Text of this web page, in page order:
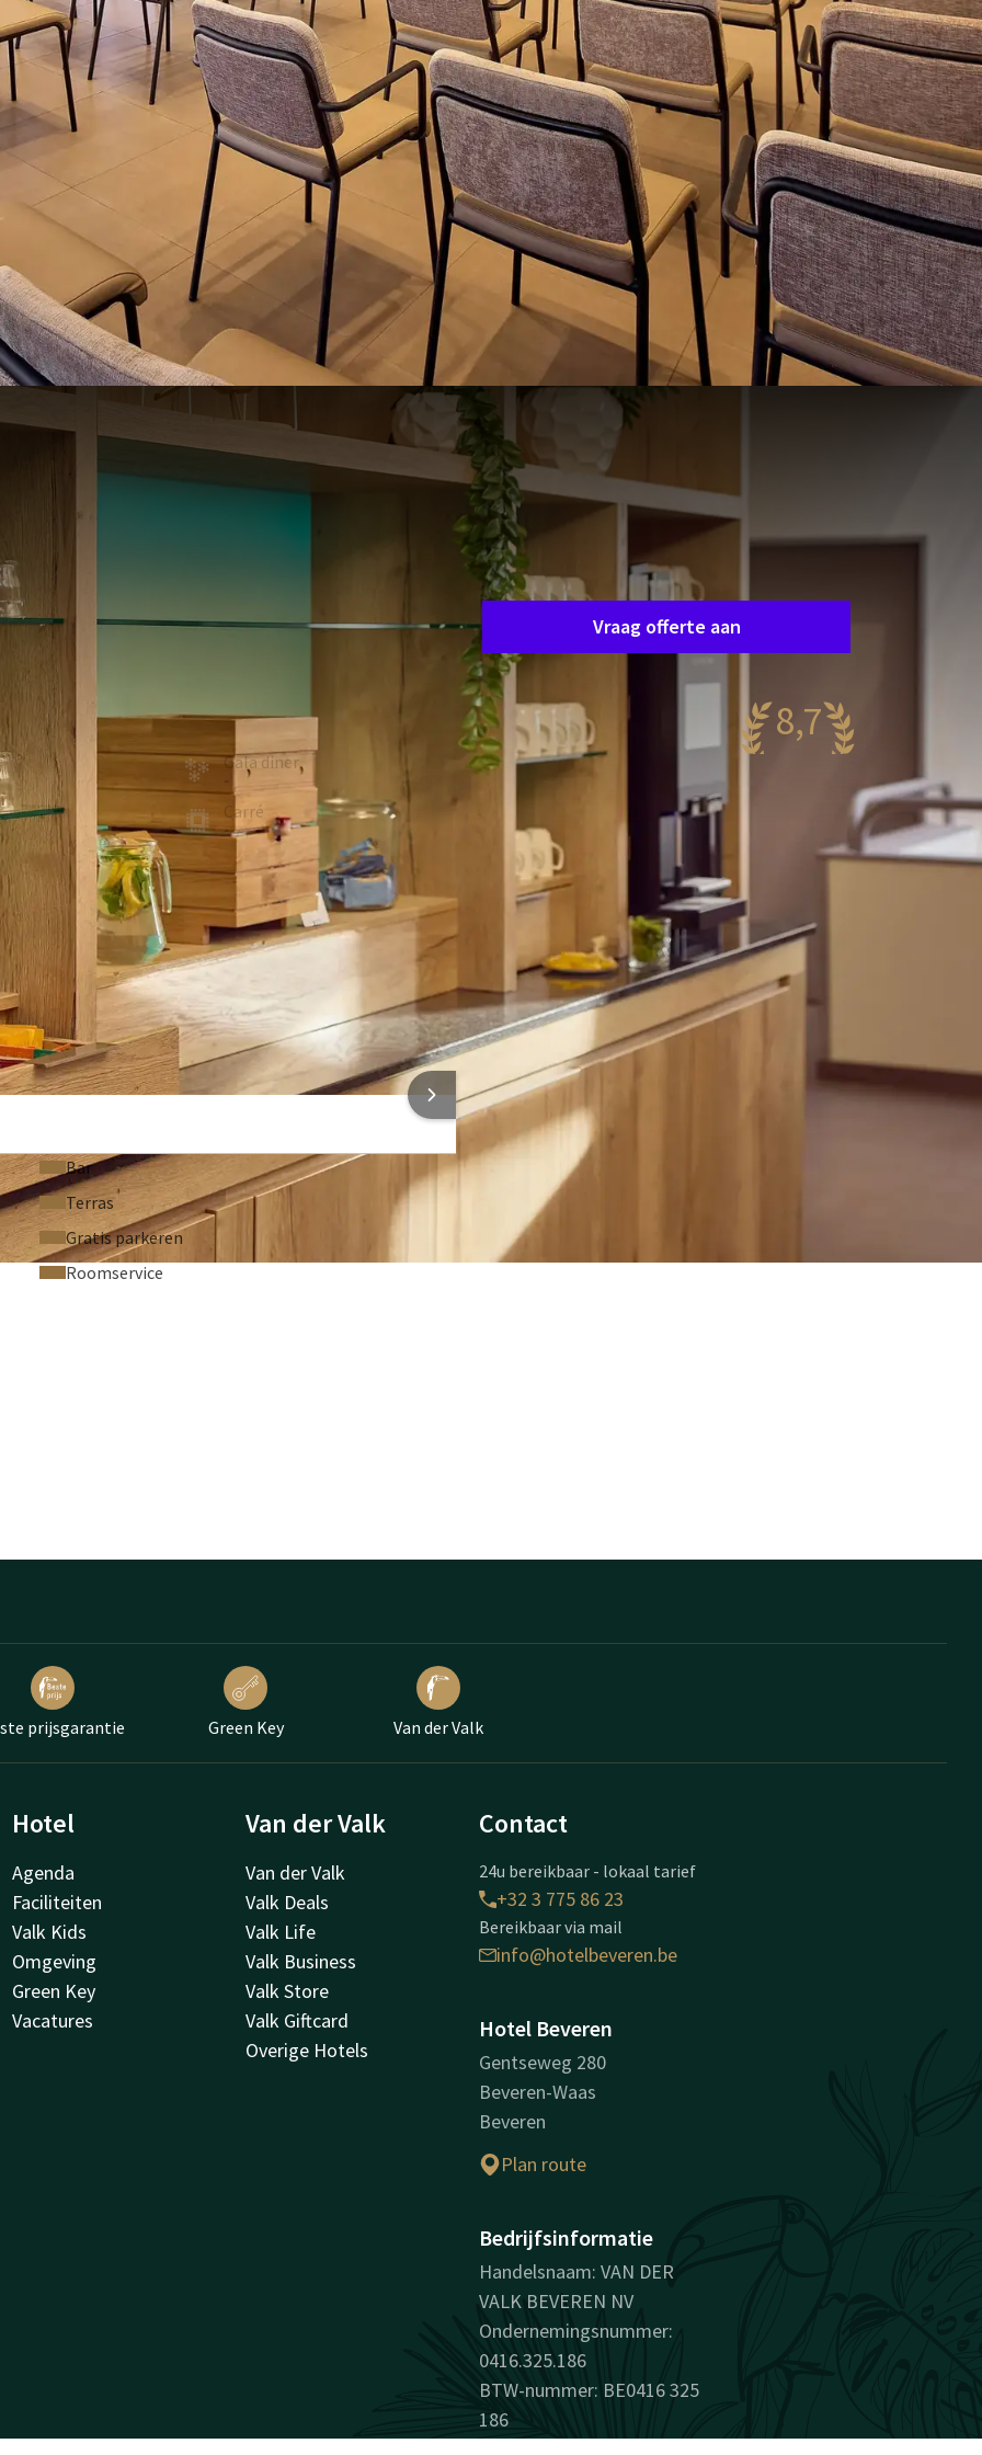
en sfeervolle verlichting, ideaal voor uw feest
een privéterras.
een hele dag.
Theater
Gala diner
-
Carré
-
Zaalverduistering
Beamer
Projectiescherm
Katheder (€ 35,00 per stuk)
Zaal aanvraag
Vraag eenvoudig en vrijblijvend een offerte aan en
we nemen spoedig contact op om samen uw
wensen af te stemmen.
Vraag offerte aan
8,7
Fantastisch
678 reviews
INFORMATIE
Bar
Terras
Gratis parkeren
Roomservice
prijsgarantie Green Key Van der Valk
Hotel
Agenda
Faciliteiten
Valk Kids
Omgeving
Green Key
Vacatures
Van der Valk
Van der Valk
Valk Deals
Valk Life
Valk Business
Valk Store
Valk Giftcard
Overige Hotels
Contact
24u bereikbaar - lokaal tarief
+32 3 775 86 23
Bereikbaar via mail
info@hotelbeveren.be
Hotel Beveren
Gentseweg 280
Beveren-Waas
Beveren
Plan route
Bedrijfsinformatie
Handelsnaam: VAN DER
VALK BEVEREN NV
Ondernemingsnummer:
0416.325.186
BTW-nummer: BE0416 325
186